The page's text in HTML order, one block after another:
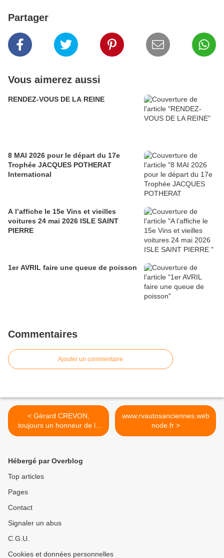
Partager
Vous aimerez aussi
RENDEZ-VOUS DE LA REINE
8 MAI 2026 pour le départ du 17e
Trophée JACQUES POTHERAT
International
A l’affiche le 15e Vins et vieilles
voitures 24 mai 2026 ISLE SAINT
PIERRE
1er AVRIL faire une queue de poisson
Commentaires
Ajouter un commentaire
< Gérard CREVON,
toujours un honneur de le
recevoir !
www.rvautosanciennes.web
node.fr >
Hébergé par Overblog
Top articles
Pages
Contact
Signaler un abus
C.G.U.
Cookies et données personnelles